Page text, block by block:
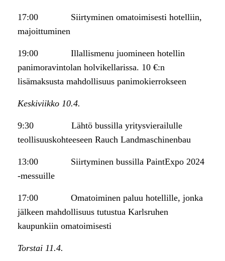
17:00 Siirtyminen omatoimisesti hotelliin,
majoittuminen
19:00 Illallismenu juomineen hotellin
panimoravintolan holvikellarissa. 10 €:n
lisämaksusta mahdollisuus panimokierrokseen
Keskiviikko 10.4.
9:30 Lähtö bussilla yritysvierailulle
teollisuuskohteeseen Rauch Landmaschinenbau
13:00 Siirtyminen bussilla PaintExpo 2024
-messuille
17:00 Omatoiminen paluu hotellille, jonka
jälkeen mahdollisuus tutustua Karlsruhen
kaupunkiin omatoimisesti
Torstai 11.4.